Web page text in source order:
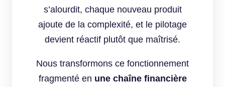
s’alourdit, chaque nouveau produit
ajoute de la complexité, et le pilotage
devient réactif plutôt que maîtrisé.
Nous transformons ce fonctionnement
fragmenté en une chaîne financière